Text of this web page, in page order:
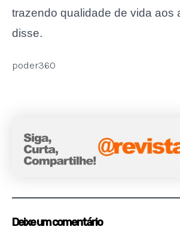
trazendo qualidade de vida aos
disse.
poder360
Deixe um comentário